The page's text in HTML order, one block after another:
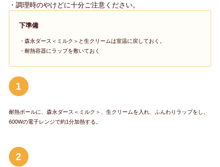
・調理時のやけどに十分ご注意ください。
下準備
・森永ダース＜ミルク＞と生クリームは室温に戻しておく。
・耐熱容器にラップを敷いておく
1
耐熱ボールに、森永ダース＜ミルク＞、生クリームを入れ、ふんわりラップをし、
600Wの電子レンジで約1分加熱する。
2